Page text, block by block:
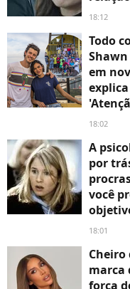
18:12
Todo
em
18:02
A
por
você
18:01
Cheiro
marca
força